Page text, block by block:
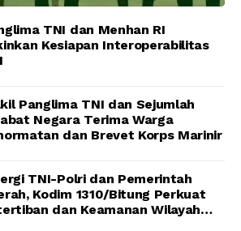
TNI dan Menhan RI
Kesiapan Interoperabilitas
Panglima TNI dan Sejumlah
Negara Terima Warga
dan Brevet Korps Marinir
TNI-Polri dan Pemerintah
Kodim 1310/Bitung Perkuat
dan Keamanan Wilayah